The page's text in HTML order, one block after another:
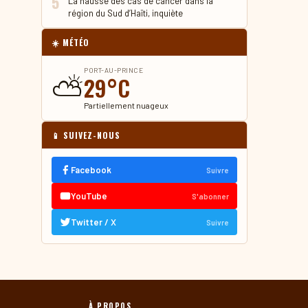
région du Sud d’Haïti, inquiète
☀️ MÉTÉO
⛅ PORT-AU-PRINCE
29°C
Partiellement nuageux
📱 SUIVEZ-NOUS
Facebook Suivre
YouTube S'abonner
Twitter / X Suivre